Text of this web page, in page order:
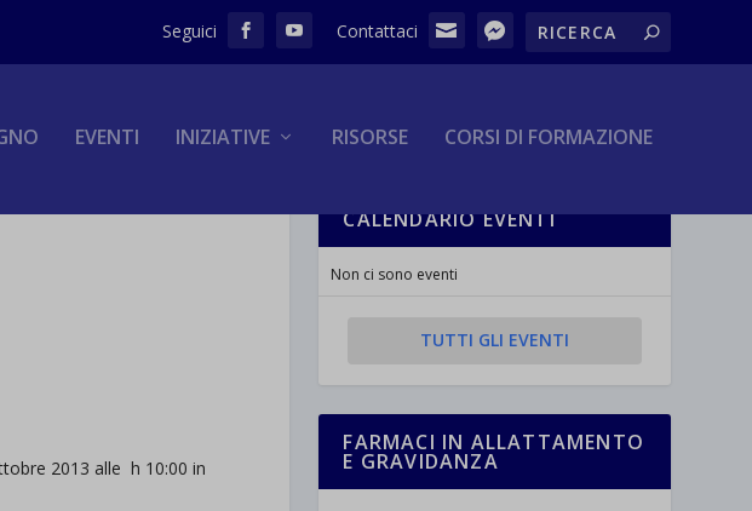
EVENTI INIZIATIVE RISORSE CORSI DI FORMAZIONE
2013 alle h 10:00 in
CALENDARIO EVENTI
Non ci sono eventi
TUTTI GLI EVENTI
FARMACI IN ALLATTAMENTO
E GRAVIDANZA